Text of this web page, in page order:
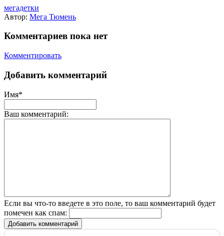
мегадетки
Автор: Мега Тюмень
Комментариев пока нет
Комментировать
Добавить комментарий
Имя*
Ваш комментарий:
Если вы что-то введете в это поле, то ваш комментарий будет
помечен как спам:
Добавить комментарий